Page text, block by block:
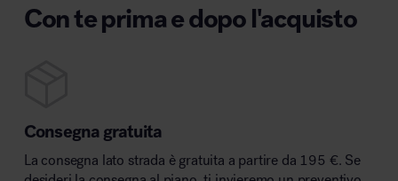
Con te prima e dopo l'acquisto
Consegna gratuita
La consegna lato strada è gratuita a partire da 195 €. Se